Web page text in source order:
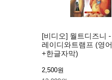
[비디오] 월트디즈니 -
레이디와트램프 (영어
+한글자막)
2,500원